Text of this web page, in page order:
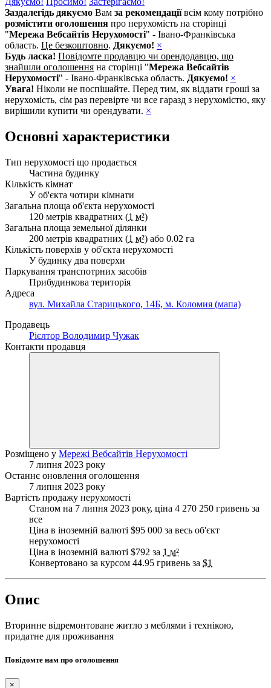
Заздалегідь дякуємо Вам за рекомендаціївсім кому потрібно
розмістити оголошення про нерухомість на сторінці
"Мережа Вебсайтів Нерухомості" - Івано-Франківська
область. Це безкоштовно. Дякуємо! ×
Будь ласка! Повідомте продавцю чи орендодавцю, що
знайшли оголошення на сторінці "Мережа Вебсайтів
Нерухомості" - Івано-Франківська область. Дякуємо! ×
Увага! Ніколи не поспішайте. Перед тим, як віддати гроші за
нерухомість, сім раз перевірте чи все гаразд з нерухомістю, яку
вирішили купити чи орендувати. ×
Основні характеристики
Тип нерухомості що продається
Частина будинку
Кількість кімнат
У об'єкта чотири кімнати
Загальна площа об'єкта нерухомості
120 метрів квадратних (1 м²)
Загальна площа земельної ділянки
200 метрів квадратних (1 м²) або 0.02 га
Кількість поверхів у об'єкта нерухомості
У будинку два поверхи
Паркування транспотрних засобів
Прибудинкова територія
Адреса
вул. Михайла Старицького, 14Б, м. Коломия (мапа)
Продавець
Рієлтор Володимир Чужак
Контакти продавця
Розміщено у Мережі Вебсайтів Нерухомості
7 липня 2023 року
Останнє оновлення оголошення
7 липня 2023 року
Вартість продажу нерухомості
Станом на 7 липня 2023 року, ціна 4 270 250 гривень за
все
Ціна в іноземній валюті $95 000 за весь об'єкт
нерухомості
Ціна в іноземній валюті $792 за 1 м²
Конвертовано за курсом 44.95 гривень за $1
Опис
Вторинне відремонтоване житло з меблями і технікою,
придатне для проживання
Повідомте нам про оголошення
×